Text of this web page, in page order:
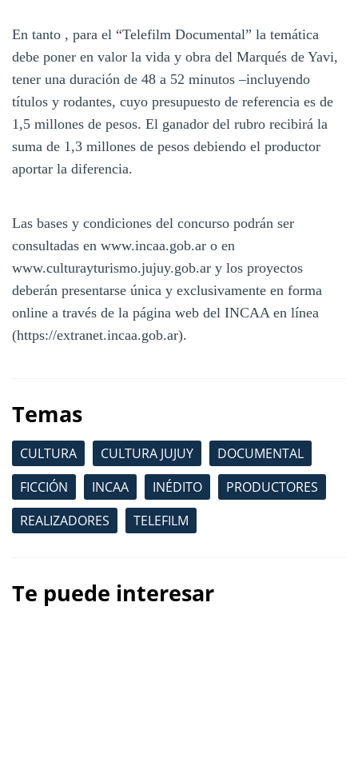
En tanto , para el “Telefilm Documental” la temática
debe poner en valor la vida y obra del Marqués de Yavi,
tener una duración de 48 a 52 minutos –incluyendo
títulos y rodantes, cuyo presupuesto de referencia es de
1,5 millones de pesos. El ganador del rubro recibirá la
suma de 1,3 millones de pesos debiendo el productor
aportar la diferencia.
Las bases y condiciones del concurso podrán ser
consultadas en www.incaa.gob.ar o en
www.culturayturismo.jujuy.gob.ar y los proyectos
deberán presentarse única y exclusivamente en forma
online a través de la página web del INCAA en línea
(https://extranet.incaa.gob.ar).
Temas
CULTURA CULTURA JUJUY
DOCUMENTAL
FICCIÓN
INCAA INÉDITO
PRODUCTORES
REALIZADORES
TELEFILM
Te puede interesar